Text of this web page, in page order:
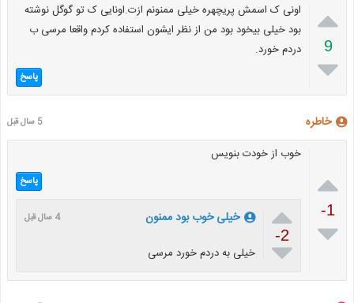

9

اونی ک اسمش پریچهره خیلی ممنونم ازت.اونایی ک تو گوگل نوشته
بود خیلی بیخود بود من از نظر ایشون استفاده کردم واقعا مرسی ب
دردم خورد.
پاسخ
خاطره 5 سال قبل

-1

خوب از خودت بنویس
پاسخ

-2

خیلی خوب بود ممنون 4 سال قبل
خیلی به دردم خورد مرسی